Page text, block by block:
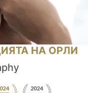
НА ОРЛИ